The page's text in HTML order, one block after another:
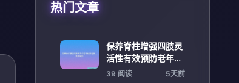
热门文章
保养脊柱增强四肢灵
活性有效预防老年人
跌倒风险
39 阅读 5天前